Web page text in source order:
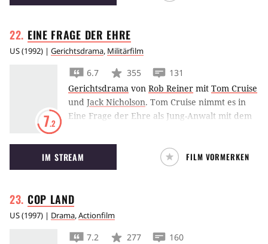
Spacey auf den Plan bringt.
EINE FRAGE DER EHRE
US(1992) | Gerichtsdrama, Militärfilm
7.2
6.7 355
131
Gerichtsdrama von Rob Reiner mit Tom Cruise
und Jack Nicholson. Tom Cruise nimmt es in
Eine Frage der Ehre als Jung-Anwalt mit dem
beeindruckt damit nicht nur die anfangs
skeptische Demi Moore.
IM STREAM FILM VORMERKEN
COP LAND
US(1997) | Drama,Actionfilm
7.2 277
160